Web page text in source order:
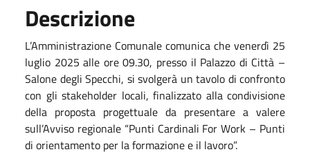
Descrizione
L’Amministrazione Comunale comunica che venerdì 25
luglio 2025 alle ore 09.30, presso il Palazzo di Città –
Salone degli Specchi, si svolgerà un tavolo di confronto
con gli stakeholder locali, finalizzato alla condivisione
della proposta progettuale da presentare a valere
sull’Avviso regionale “Punti Cardinali For Work – Punti
di orientamento per la formazione e il lavoro”.